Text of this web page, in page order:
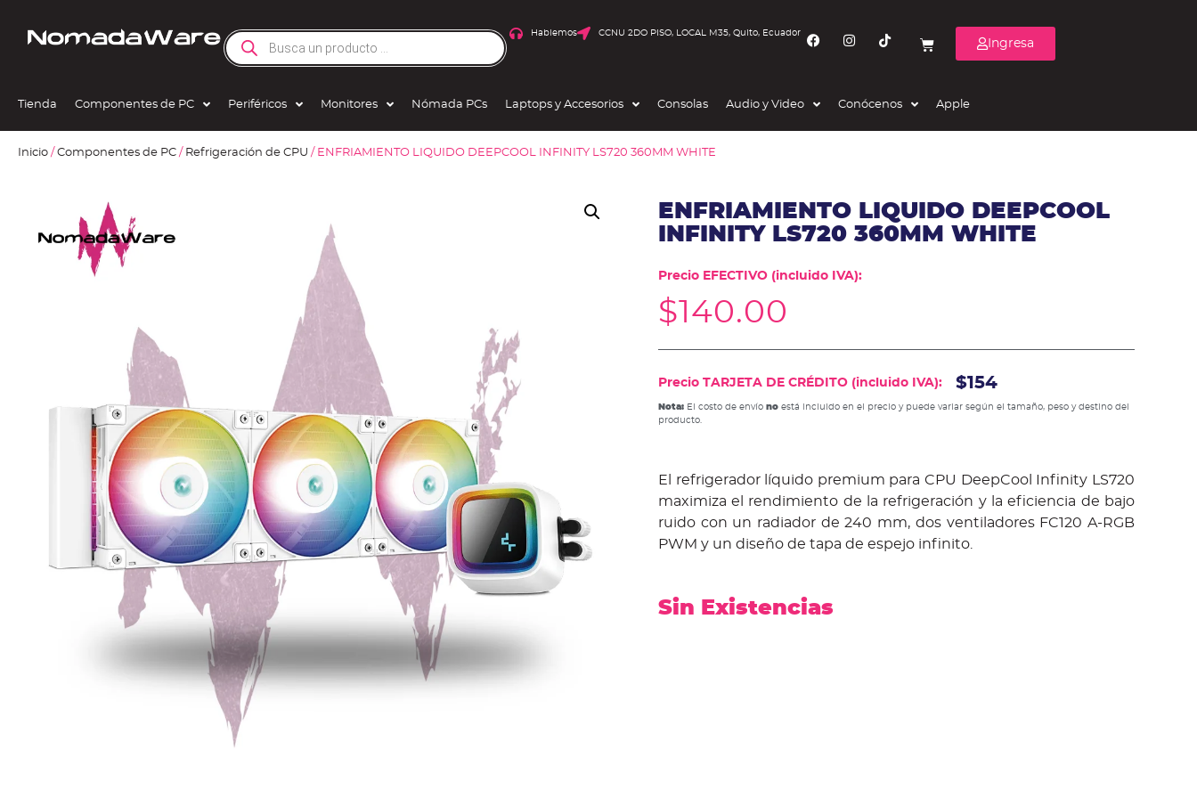
Hablemos CCNU 2DO PISO, LOCAL M35, Quito, Ecuador
Ingresa
Tienda Componentes de PC Periféricos Monitores Nómada PCs Laptops y Accesorios Consolas Audio y Video Conócenos Apple
Inicio / Componentes de PC / Refrigeración de CPU / ENFRIAMIENTO LIQUIDO DEEPCOOL INFINITY LS720 360MM WHITE
ENFRIAMIENTO LIQUIDO DEEPCOOL
INFINITY LS720 360MM WHITE
Precio EFECTIVO (incluido IVA):
$140.00
Precio TARJETA DE CRÉDITO (incluido IVA): $154
Nota:El costo de envío noestá incluido en el precio y puede variar según el tamaño, peso y destino del
producto.
El refrigerador líquido premium para CPU DeepCool Infinity LS720
maximiza el rendimiento de la refrigeración y la eficiencia de bajo
ruido con un radiador de 240 mm, dos ventiladores FC120 A-RGB
PWM y un diseño de tapa de espejo infinito.
Sin Existencias